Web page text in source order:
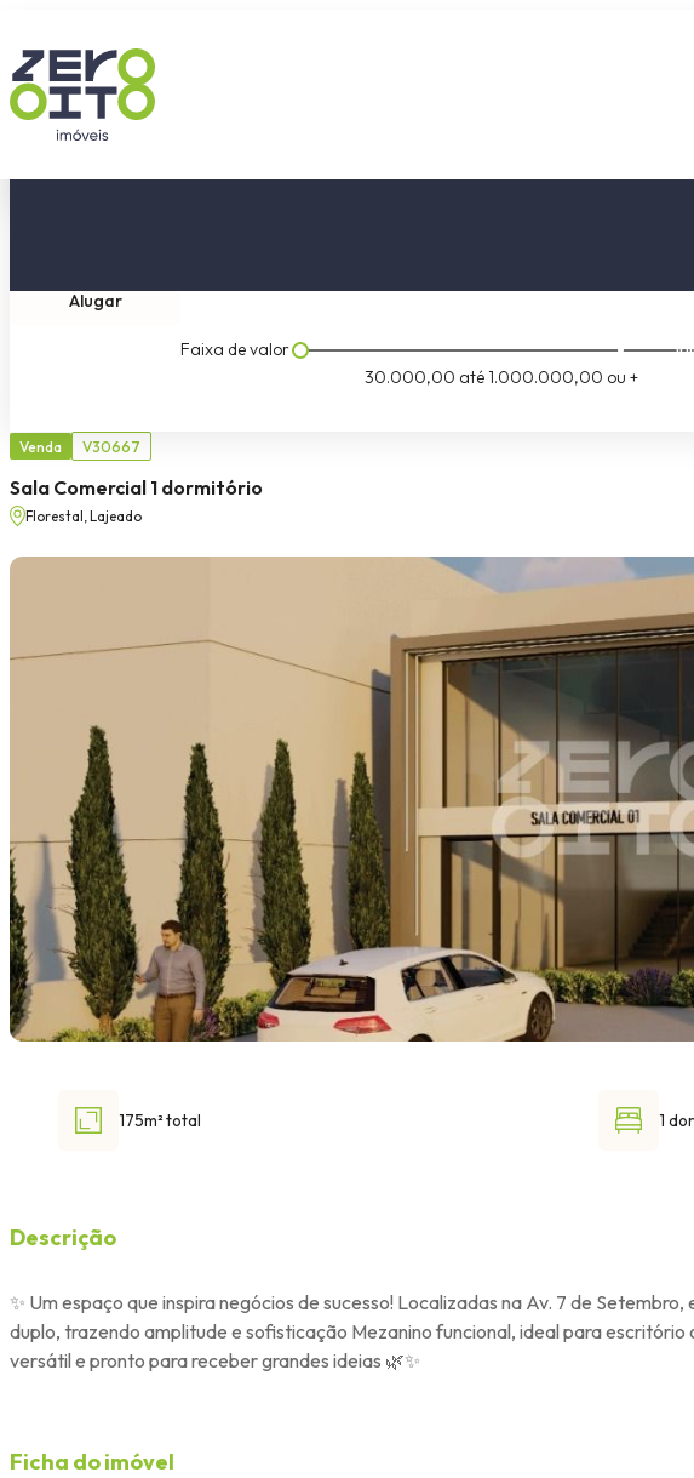
Alugar
Faixa de valor
30.000,00 até1.000.000,00 ou +
Venda V30667
Sala Comercial 1 dormitório
Florestal, Lajeado
175m² total 1
Descrição
✨ Um espaço que inspira negócios de sucesso! Localizadas na Av. 7 de
duplo, trazendo amplitude e sofisticação Mezanino funcional, ideal para
versátil e pronto para receber grandes ideias 🌿✨
Ficha do imóvel